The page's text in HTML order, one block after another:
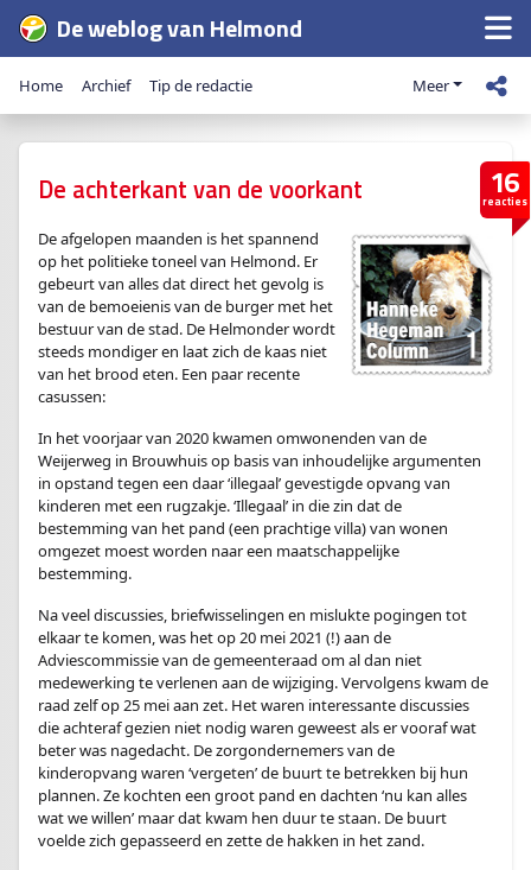
De weblog van Helmond
Home Archief Tip de redactie Meer
16
reacties
De achterkant van de voorkant
De afgelopen maanden is het spannend
op het politieke toneel van Helmond. Er
gebeurt van alles dat direct het gevolg is
van de bemoeienis van de burger met het
bestuur van de stad. De Helmonder wordt
steeds mondiger en laat zich de kaas niet
van het brood eten. Een paar recente
casussen:
In het voorjaar van 2020 kwamen omwonenden van de
Weijerweg in Brouwhuis op basis van inhoudelijke argumenten
in opstand tegen een daar ‘illegaal’ gevestigde opvang van
kinderen met een rugzakje. ‘Illegaal’ in die zin dat de
bestemming van het pand (een prachtige villa) van wonen
omgezet moest worden naar een maatschappelijke
bestemming.
Na veel discussies, briefwisselingen en mislukte pogingen tot
elkaar te komen, was het op 20 mei 2021 (!) aan de
Adviescommissie van de gemeenteraad om al dan niet
medewerking te verlenen aan de wijziging. Vervolgens kwam de
raad zelf op 25 mei aan zet. Het waren interessante discussies
die achteraf gezien niet nodig waren geweest als er vooraf wat
beter was nagedacht. De zorgondernemers van de
kinderopvang waren ‘vergeten’ de buurt te betrekken bij hun
plannen. Ze kochten een groot pand en dachten ‘nu kan alles
wat we willen’ maar dat kwam hen duur te staan. De buurt
voelde zich gepasseerd en zette de hakken in het zand.